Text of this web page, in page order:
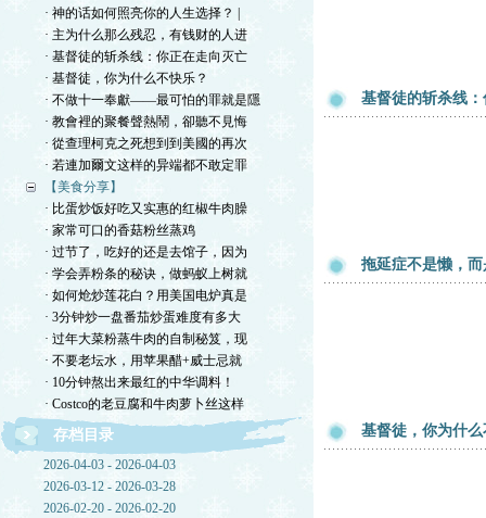
· 神的话如何照亮你的人生选择？ |
· 主为什么那么残忍，有钱财的人进
· 基督徒的斩杀线：你正在走向灭亡
· 基督徒，你为什么不快乐？
· 不做十一奉獻——最可怕的罪就是隱
· 教會裡的聚餐聲熱鬧，卻聽不見悔
· 從查理柯克之死想到到美國的再次
· 若連加爾文这样的异端都不敢定罪
【美食分享】
· 比蛋炒饭好吃又实惠的红椒牛肉臊
· 家常可口的香菇粉丝蒸鸡
· 过节了，吃好的还是去馆子，因为
· 学会弄粉条的秘诀，做蚂蚁上树就
· 如何炝炒莲花白？用美国电炉真是
· 3分钟炒一盘番茄炒蛋难度有多大
· 过年大菜粉蒸牛肉的自制秘笈，现
· 不要老坛水，用苹果醋+威士忌就
· 10分钟熬出来最红的中华调料！
· Costco的老豆腐和牛肉萝卜丝这样
存档目录
2026-04-03 - 2026-04-03
2026-03-12 - 2026-03-28
2026-02-20 - 2026-02-20
基督徒的斩杀线
拖延症不是懒，
基督徒，你为什